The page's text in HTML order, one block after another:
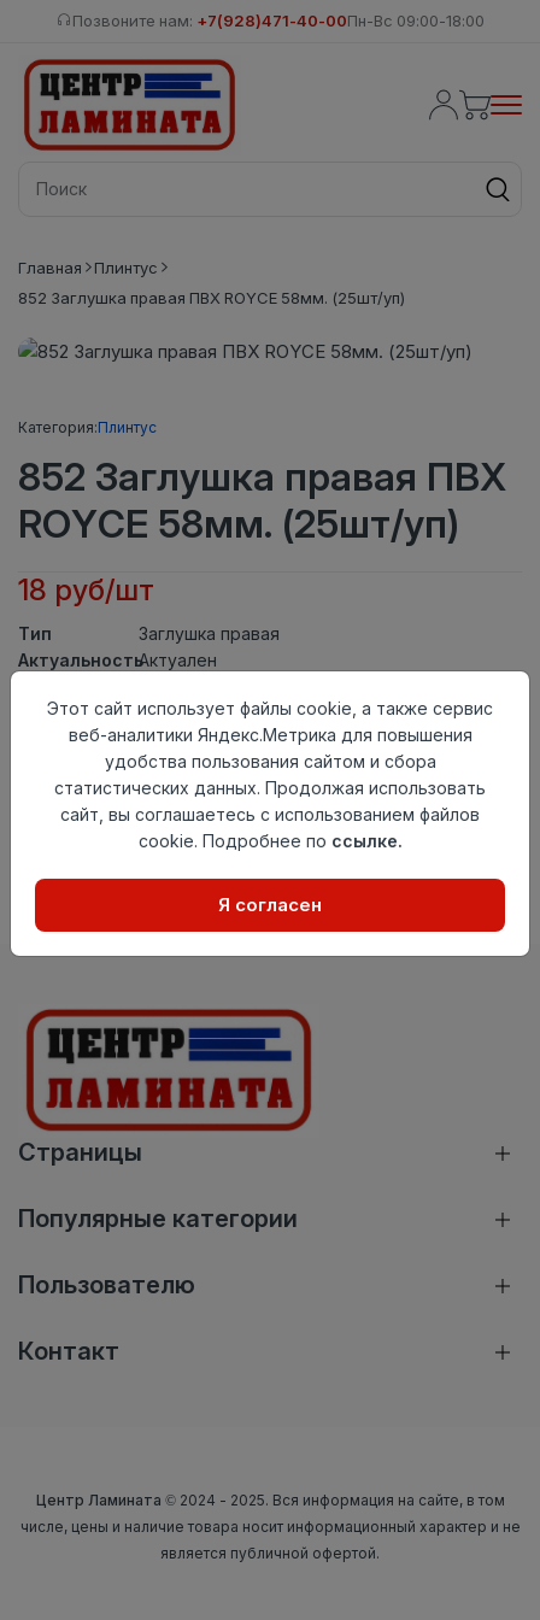
Позвоните нам: +7(928)471-40-00Пн-Вс 09:00-18:00
Главная
Плинтус
852 Заглушка правая ПВХ ROYCE 58мм. (25шт/уп)
Категория:Плинтус
852 Заглушка правая ПВХ
ROYCE 58мм. (25шт/уп)
18 руб/шт
Тип
Заглушка правая
АктуальностьАктуален
Осталось107 шт
Добавить в корзину
Внимание! Внешний вид товара может отличаться от
представленного на настоящем сайте. Проверяйте
в момент приобретения товара.
Страницы
Популярные категории
Пользователю
Контакт
Центр Ламината © 2024 - 2025. Вся информация на сайте, в том
числе, цены и наличие товара носит информационный характер и не
является публичной офертой.
Этот сайт использует файлы cookie, а также сервис
веб-аналитики Яндекс.Метрика для повышения
удобства пользования сайтом и сбора
статистических данных. Продолжая использовать
сайт, вы соглашаетесь с использованием файлов
cookie. Подробнее по ссылке.
Я согласен